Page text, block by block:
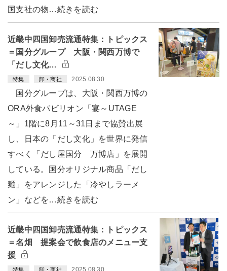
国支社の物…続きを読む
近畿中四国卸売流通特集：トピックス
＝国分グループ 大阪・関西万博で
「だし文化…
特集 卸・商社 2025.08.30
国分グループは、大阪・関西万博の
ORA外食パビリオン「宴～UTAGE
～」1階に8月11～31日まで協賛出展
し、日本の「だし文化」を世界に発信
すべく「だし屋国分 万博店」を展開
している。国分オリジナル商品「だし
麺」をアレンジした「冷やしラーメ
ン」などを…続きを読む
近畿中四国卸売流通特集：トピックス
＝名畑 提案会で飲食店のメニュー支
援
特集 卸・商社